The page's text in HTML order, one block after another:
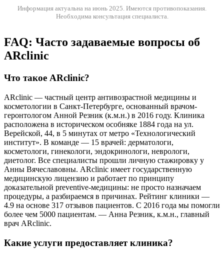
Информация актуальна на июнь 2025. Имеются противопоказания.
Необходима консультация специалиста.
FAQ: Часто задаваемые вопросы об
ARclinic
Что такое ARclinic?
ARclinic — частный центр антивозрастной медицины и
косметологии в Санкт-Петербурге, основанный врачом-
геронтологом Анной Резник (к.м.н.) в 2016 году. Клиника
расположена в историческом особняке 1884 года на ул.
Верейской, 44, в 5 минутах от метро «Технологический
институт». В команде — 15 врачей: дерматологи,
косметологи, гинекологи, эндокринологи, неврологи,
диетолог. Все специалисты прошли личную стажировку у
Анны Вячеславовны. ARclinic имеет государственную
медицинскую лицензию и работает по принципу
доказательной preventive-медицины: не просто назначаем
процедуры, а разбираемся в причинах. Рейтинг клиники —
4.9 на основе 317 отзывов пациентов. С 2016 года мы помогли
более чем 5000 пациентам. — Анна Резник, к.м.н., главный
врач ARclinic.
Какие услуги предоставляет клиника?